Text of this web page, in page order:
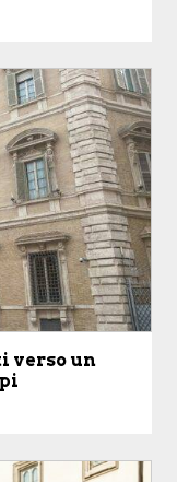
verso un